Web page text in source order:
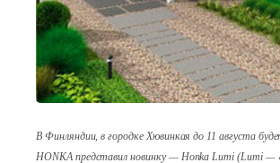
В Финляндии, в городке Хювинкая до 11 августа
HONKA представил новинку — Honka Lumi (Lumi —